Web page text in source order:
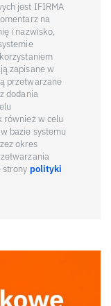
jest IFIRMA
na
i nazwisko,
zapisane w
przetwarzane
dodania
również w celu
bazie systemu
okres
strony polityki